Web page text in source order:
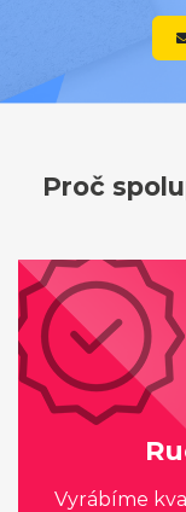
Proč
Vyrábíme